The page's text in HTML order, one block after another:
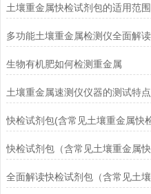
土壤重金属快检试剂包的适用范围
生物有机肥如何检测重金属
土壤重金属速测仪仪器的测试特点